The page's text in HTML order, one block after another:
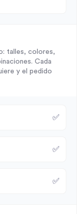
talles, colores,
Cada
y el pedido
✅
✅
✅